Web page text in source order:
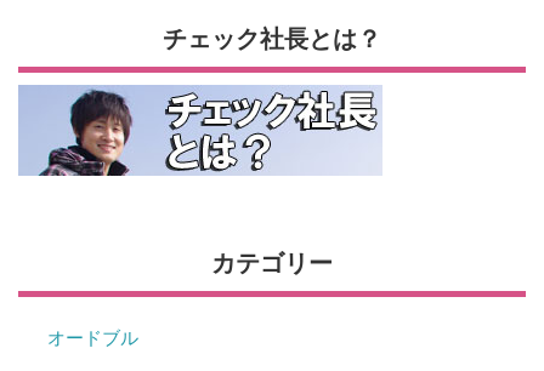
チェック社長とは？
カテゴリー
オードブル